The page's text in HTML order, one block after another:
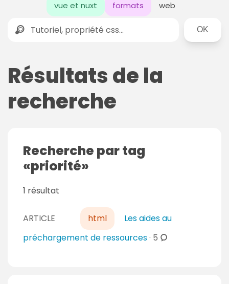
vue et nuxt formats web
Rechercher
Résultats de la
recherche
Recherche par tag
priorité
1 résultat
ARTICLE html
Les aides au
préchargement de ressources· 5 c